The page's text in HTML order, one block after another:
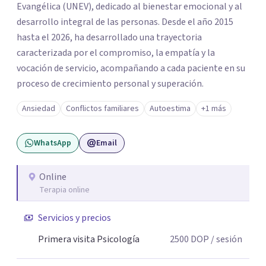
Evangélica (UNEV), dedicado al bienestar emocional y al
desarrollo integral de las personas. Desde el año 2015
hasta el 2026, ha desarrollado una trayectoria
caracterizada por el compromiso, la empatía y la
vocación de servicio, acompañando a cada paciente en su
proceso de crecimiento personal y superación.
Ansiedad Conflictos familiares Autoestima +1 más
WhatsApp Email
Online
Terapia online
Servicios y precios
Primera visita Psicología
2500 DOP / sesión